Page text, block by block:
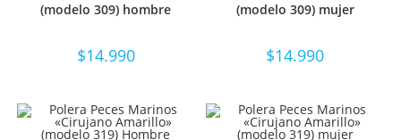
(modelo 309) hombre
$14.990
(modelo 309) mujer
$14.990